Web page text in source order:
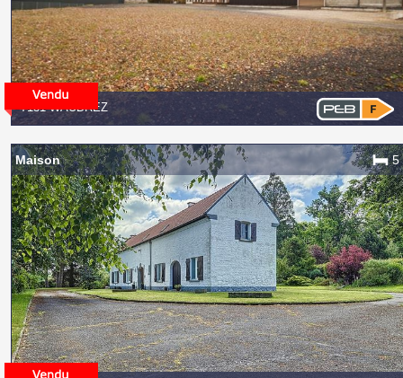
7131 WAUDREZ
Maison 5